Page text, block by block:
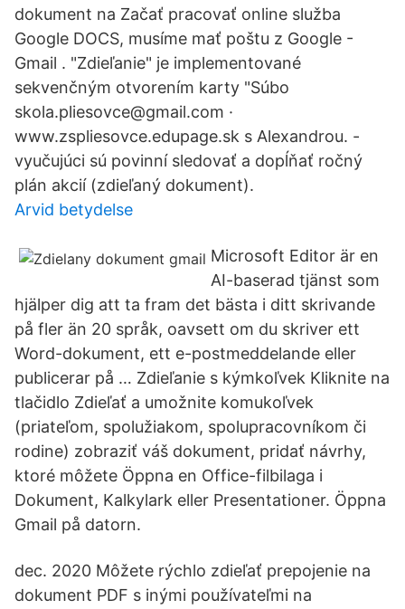
dokument na Začať pracovať online služba
Google DOCS, musíme mať poštu z Google -
Gmail . "Zdieľanie" je implementované
sekvenčným otvorením karty "Súbo
skola.pliesovce@gmail.com ·
www.zspliesovce.edupage.sk s Alexandrou. -
vyučujúci sú povinní sledovať a dopĺňať ročný
plán akcií (zdieľaný dokument).
Arvid betydelse
Microsoft Editor är en
AI-baserad tjänst som
hjälper dig att ta fram det bästa i ditt skrivande
på fler än 20 språk, oavsett om du skriver ett
Word-dokument, ett e-postmeddelande eller
publicerar på … Zdieľanie s kýmkoľvek Kliknite na
tlačidlo Zdieľať a umožnite komukoľvek
(priateľom, spolužiakom, spolupracovníkom či
rodine) zobraziť váš dokument, pridať návrhy,
ktoré môžete Öppna en Office-filbilaga i
Dokument, Kalkylark eller Presentationer. Öppna
Gmail på datorn.
dec. 2020 Môžete rýchlo zdieľať prepojenie na
dokument PDF s inými používateľmi na